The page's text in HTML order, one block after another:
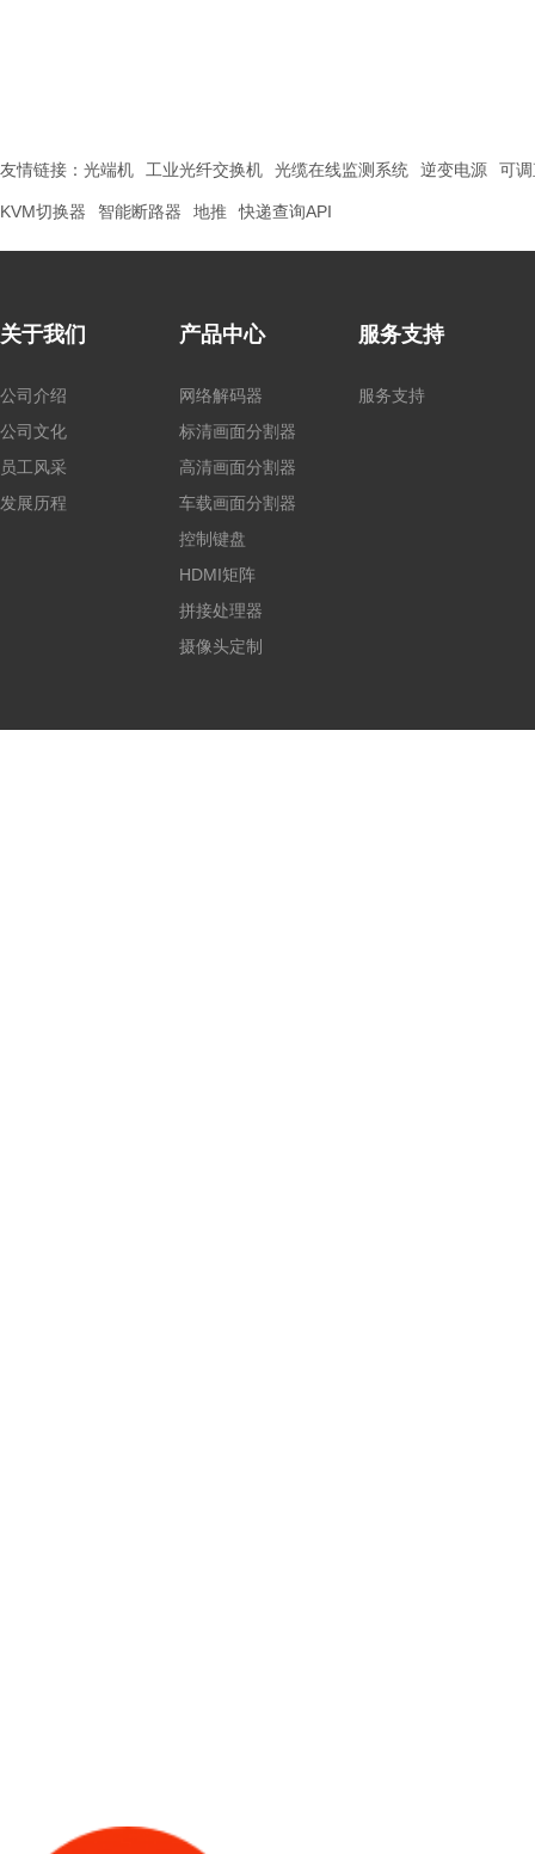
友情链接： 光端机 工业光纤交换机 光缆在线监测系统 逆变电源 可
KVM切换器 智能断路器 地推 快递查询API
关于我们
公司介绍
公司文化
员工风采
发展历程
产品中心
网络解码器
标清画面分割器
高清画面分割器
车载画面分割器
控制键盘
HDMI矩阵
拼接处理器
摄像头定制
服务支持
服务支持